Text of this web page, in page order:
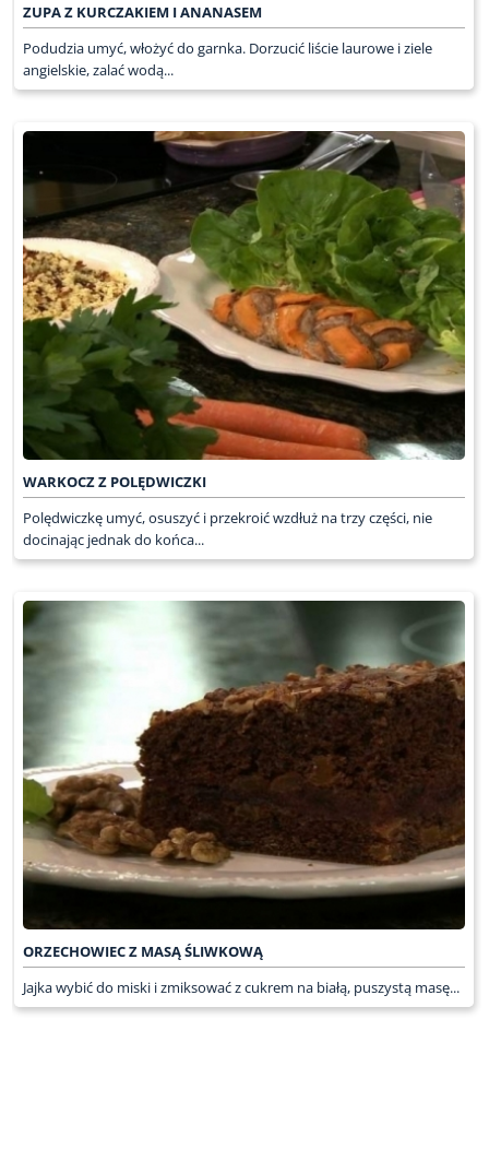
ZUPA Z KURCZAKIEM I ANANASEM
Podudzia umyć, włożyć do garnka. Dorzucić liście laurowe i ziele
angielskie, zalać wodą...
WARKOCZ Z POLĘDWICZKI
Polędwiczkę umyć, osuszyć i przekroić wzdłuż na trzy części, nie
docinając jednak do końca...
ORZECHOWIEC Z MASĄ ŚLIWKOWĄ
Jajka wybić do miski i zmiksować z cukrem na białą, puszystą masę...